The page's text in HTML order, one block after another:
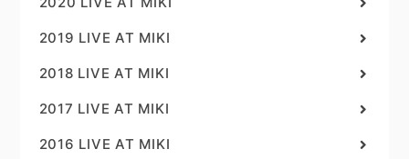
2019 LIVE AT MIKI
2018 LIVE AT MIKI
2017 LIVE AT MIKI
2016 LIVE AT MIKI